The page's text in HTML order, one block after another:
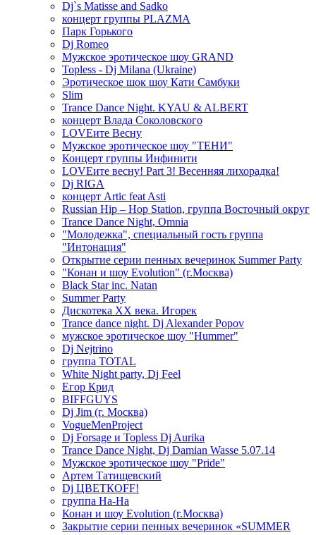
Dj`s Matisse and Sadko
концерт группы PLAZMA
Парк Горького
Dj Romeo
Мужское эротическое шоу GRAND
Topless - Dj Milana (Ukraine)
Эротическое шок шоу Кати Самбуки
Slim
Trance Dance Night. KYAU & ALBERT
концерт Влада Соколовского
LOVEите Весну
Мужское эротическое шоу "ТЕНИ"
Концерт группы Инфинити
LOVEите весну! Part 3! Весенняя лихорадка!
Dj RIGA
концерт Artic feat Asti
Russian Hip – Hop Station, группа Восточный округ
Trance Dance Night, Omnia
"Молодежка", специальный гость группа
"Интонация"
Открытие серии пенных вечеринок Summer Party
"Конан и шоу Evolution" (г.Москва)
Black Star inc. Natan
Summer Party
Дискотека ХХ века. Игорек
Trance dance night. Dj Alexander Popov
мужское эротическое шоу "Hummer"
Dj Nejtrino
группа TOTAL
White Night party, Dj Feel
Егор Крид
BIFFGUYS
Dj Jim (г. Москва)
VogueMenProject
Dj Forsage и Topless Dj Aurika
Trance Dance Night, Dj Damian Wasse 5.07.14
Мужское эротическое шоу "Pride"
Артем Татищевский
Dj ЦВЕТКOFF!
группа На-На
Конан и шоу Evolution (г.Москва)
Закрытие серии пенных вечеринок «SUMMER